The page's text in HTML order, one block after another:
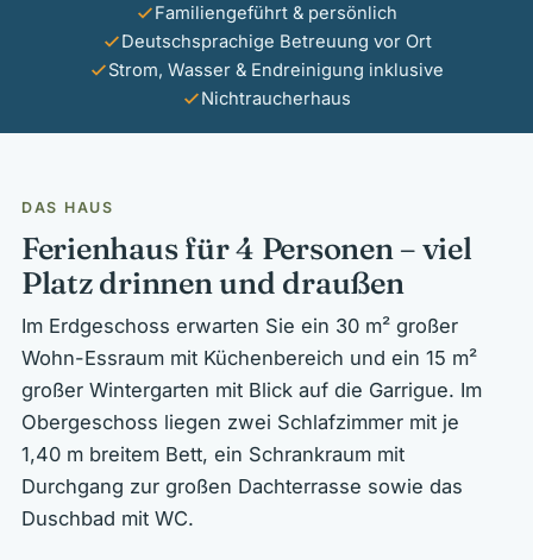
Familiengeführt & persönlich
Deutschsprachige Betreuung vor Ort
Strom, Wasser & Endreinigung inklusive
Nichtraucherhaus
DAS HAUS
Ferienhaus für 4 Personen – viel
Platz drinnen und draußen
Im Erdgeschoss erwarten Sie ein 30 m² großer
Wohn-Essraum mit Küchenbereich und ein 15 m²
großer Wintergarten mit Blick auf die Garrigue. Im
Obergeschoss liegen zwei Schlafzimmer mit je
1,40 m breitem Bett, ein Schrankraum mit
Durchgang zur großen Dachterrasse sowie das
Duschbad mit WC.